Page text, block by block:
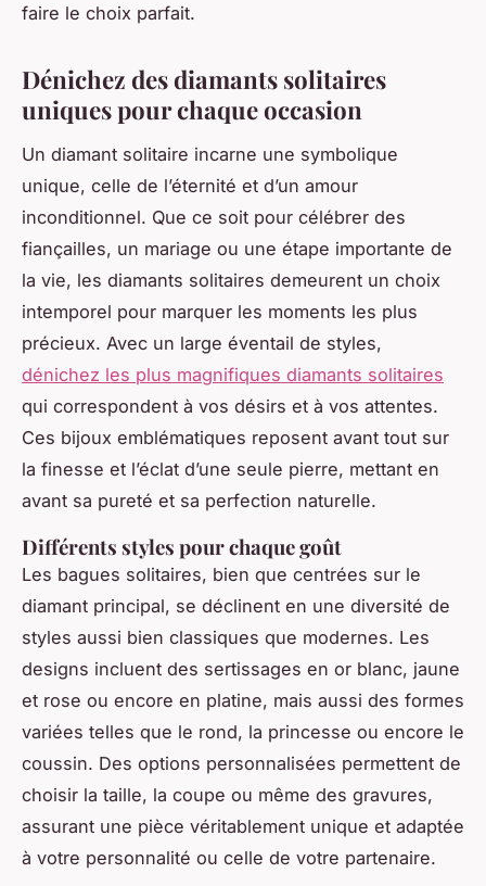
faire le choix parfait.
Dénichez des diamants solitaires
uniques pour chaque occasion
Un diamant solitaire incarne une symbolique
unique, celle de l’éternité et d’un amour
inconditionnel. Que ce soit pour célébrer des
fiançailles, un mariage ou une étape importante de
la vie, les diamants solitaires demeurent un choix
intemporel pour marquer les moments les plus
précieux. Avec un large éventail de styles,
dénichez les plus magnifiques diamants solitaires
qui correspondent à vos désirs et à vos attentes.
Ces bijoux emblématiques reposent avant tout sur
la finesse et l’éclat d’une seule pierre, mettant en
avant sa pureté et sa perfection naturelle.
Différents styles pour chaque goût
Les bagues solitaires, bien que centrées sur le
diamant principal, se déclinent en une diversité de
styles aussi bien classiques que modernes. Les
designs incluent des sertissages en or blanc, jaune
et rose ou encore en platine, mais aussi des formes
variées telles que le rond, la princesse ou encore le
coussin. Des options personnalisées permettent de
choisir la taille, la coupe ou même des gravures,
assurant une pièce véritablement unique et adaptée
à votre personnalité ou celle de votre partenaire.